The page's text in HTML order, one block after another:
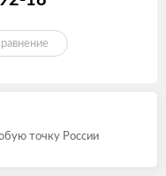
точку России